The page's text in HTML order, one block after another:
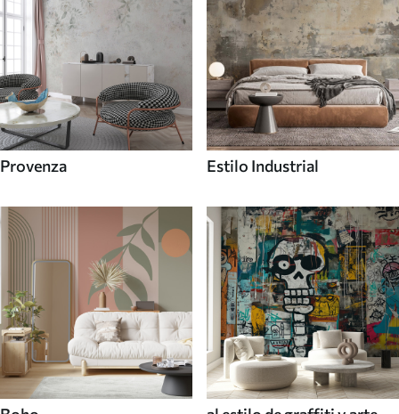
Provenza Estilo Industrial